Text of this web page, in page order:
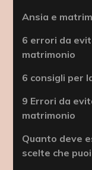
Ansia e
6 errori da
matrimonio
6 consigli per
9 Errori da
matrimonio
Quanto deve
scelte che